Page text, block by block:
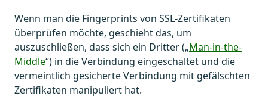
Wenn man die Fingerprints von SSL-Zertifikaten
überprüfen möchte, geschieht das, um
auszuschließen, dass sich ein Dritter („Man-in-the-
Middle“) in die Verbindung eingeschaltet und die
vermeintlich gesicherte Verbindung mit gefälschten
Zertifikaten manipuliert hat.